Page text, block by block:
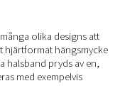
olika designs att
hjärtformat hängsmycke
halsband pryds av en,
med exempelvis